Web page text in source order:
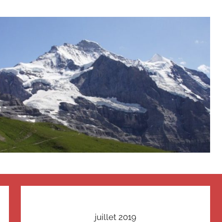
juillet 2019